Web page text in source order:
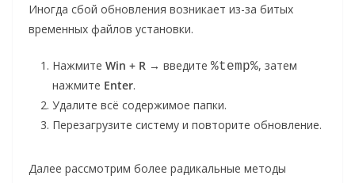
Иногда сбой обновления возникает из-за битых
временных файлов установки.
Нажмите Win + R → введите %temp%, затем
нажмите Enter.
Удалите всё содержимое папки.
Перезагрузите систему и повторите обновление.
Далее рассмотрим более радикальные методы